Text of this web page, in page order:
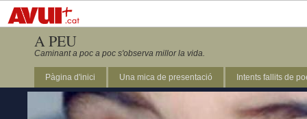
A PEU
Caminant a poc a poc s'observa millor la vida.
Pàgina d'inici Una mica de presentació Intents fallits de